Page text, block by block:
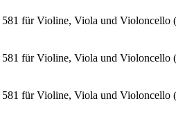
für Violine, Viola und Violoncello
für Violine, Viola und Violoncello
für Violine, Viola und Violoncello